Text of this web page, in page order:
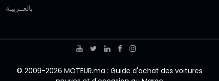
بالعــربيـة
© 2009-2026 MOTEUR.ma : Guide d'achat des voitures